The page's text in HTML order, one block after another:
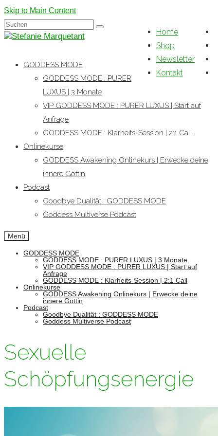
Skip to Main Content
Home
Shop
Newsletter
Kontakt
Suchen
nach:
GODDESS MODE
GODDESS MODE : PURER
LUXUS | 3 Monate
VIP GODDESS MODE : PURER LUXUS | Start auf
Anfrage
GODDESS MODE : Klarheits-Session | 2:1 Call
Onlinekurse
GODDESS Awakening Onlinekurs | Erwecke deine
innere Göttin
Podcast
Goodbye Dualität : GODDESS MODE
Goddess Multiverse Podcast
Menü
GODDESS MODE
GODDESS MODE : PURER LUXUS | 3 Monate
VIP GODDESS MODE : PURER LUXUS | Start auf
Anfrage
GODDESS MODE : Klarheits-Session | 2:1 Call
Onlinekurse
GODDESS Awakening Onlinekurs | Erwecke deine
innere Göttin
Podcast
Goodbye Dualität : GODDESS MODE
Goddess Multiverse Podcast
Sexuelle
Schöpfungsenergie